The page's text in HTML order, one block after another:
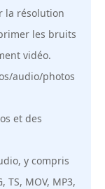
la résolution
les bruits
vidéo.
audio/photos
et des
y compris
TS, MOV, MP3,